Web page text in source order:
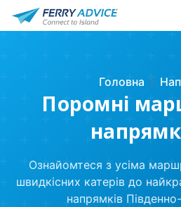
Головна
Поромні
Ознайомтеся з усіма
швидкісних катерів до
напрямків Південно-